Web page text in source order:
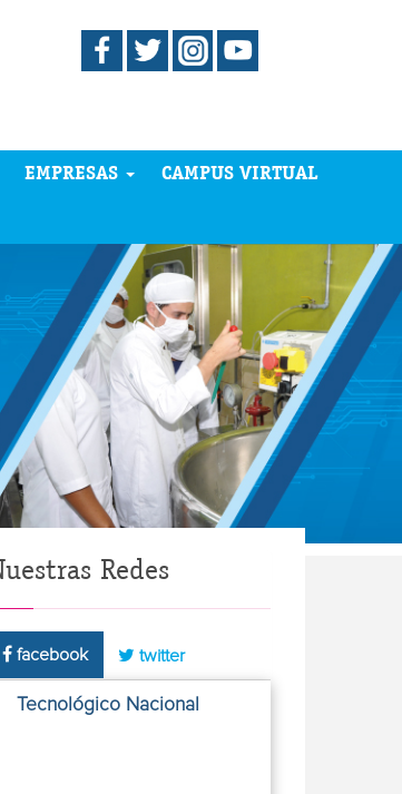
EMPRESAS
CAMPUS VIRTUAL
Redes
facebook twitter
Tecnológico Nacional